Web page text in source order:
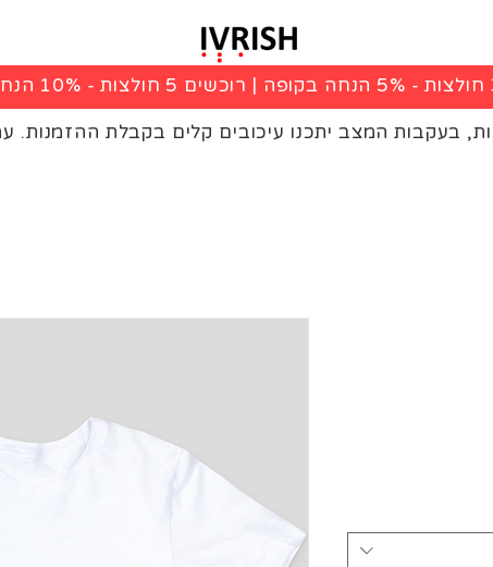
| רוכשים 5 חולצות - 10% הנחה בקופה
ות, בעקבות המצב יתכנו עיכובים קלים בקבלת